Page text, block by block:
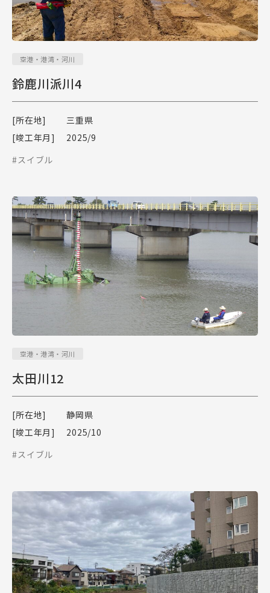
空港・港湾・河川
鈴鹿川派川4
[所在地]
三重県
[竣工年月]
2025/9
#スイブル
空港・港湾・河川
太田川12
[所在地]
静岡県
[竣工年月]
2025/10
#スイブル